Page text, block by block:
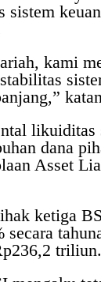
sistem
kami
likuiditas
dana
Asset
ketiga
triliun.